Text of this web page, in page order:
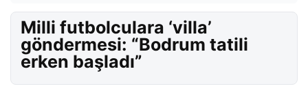
Milli futbolculara ‘villa’
göndermesi: “Bodrum tatili
erken başladı”